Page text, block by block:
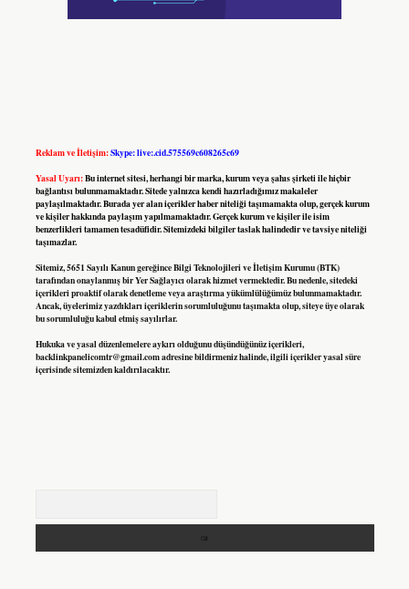
Reklam ve İletişim:Skype: live:.cid.575569c608265c69
Yasal Uyarı:Bu internet sitesi, herhangi bir marka, kurum veya şahıs şirketi ile hiçbir
bağlantısı bulunmamaktadır. Sitede yalnızca kendi hazırladığımız makaleler
paylaşılmaktadır. Burada yer alan içerikler haber niteliği taşımamakta olup, gerçek kurum
ve kişiler hakkında paylaşım yapılmamaktadır. Gerçek kurum ve kişiler ile isim
benzerlikleri tamamen tesadüfidir. Sitemizdeki bilgiler taslak halindedir ve tavsiye niteliği
taşımazlar.
Sitemiz, 5651 Sayılı Kanun gereğince Bilgi Teknolojileri ve İletişim Kurumu (BTK)
tarafından onaylanmış bir Yer Sağlayıcı olarak hizmet vermektedir. Bu nedenle, sitedeki
içerikleri proaktif olarak denetleme veya araştırma yükümlülüğümüz bulunmamaktadır.
Ancak, üyelerimiz yazdıkları içeriklerin sorumluluğunu taşımakta olup, siteye üye olarak
bu sorumluluğu kabul etmiş sayılırlar.
Hukuka ve yasal düzenlemelere aykırı olduğunu düşündüğünüz içerikleri,
backlinkpanelicomtr@gmail.comadresine bildirmeniz halinde, ilgili içerikler yasal süre
içerisinde sitemizden kaldırılacaktır.